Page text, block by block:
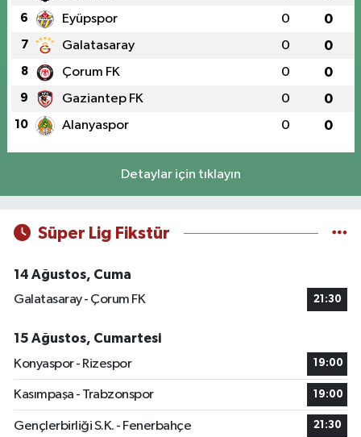
6 Eyüpspor 0 0
7 Galatasaray 0 0
8 Çorum FK 0 0
9 Gaziantep FK 0 0
10 Alanyaspor 0 0
Detaylar için tıklayın
Süper Lig Fikstür
14 Ağustos, Cuma
Galatasaray - Çorum FK
21:30
15 Ağustos, Cumartesi
Konyaspor - Rizespor
19:00
Kasımpaşa - Trabzonspor 19:00
Gençlerbirliği S.K. - Fenerbahçe 21:30